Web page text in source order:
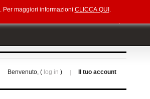
Il tuo account
Benvenuto, ( log in )
Per maggiori informazioni CLICCA QUI .